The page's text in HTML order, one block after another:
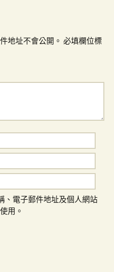
地址不會公開。 必填欄位標
、電子郵件地址及個人網站
用。